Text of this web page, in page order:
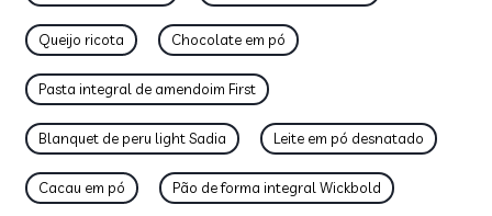
Queijo ricota Chocolate em pó
Pasta integral de amendoim First
Blanquet de peru light Sadia Leite em pó desnatado
Cacau em pó Pão de forma integral Wickbold